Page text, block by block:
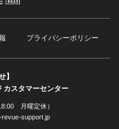
プライバシーポリシー
】
カスタマーセンター
月曜定休）
support.jp